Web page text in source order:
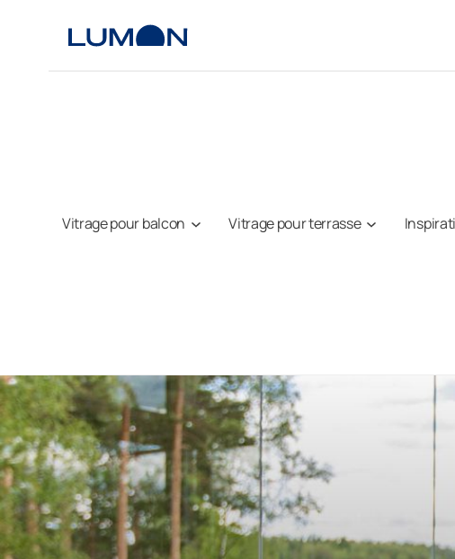
Vitrage pour balcon Vitrage pour terrasse